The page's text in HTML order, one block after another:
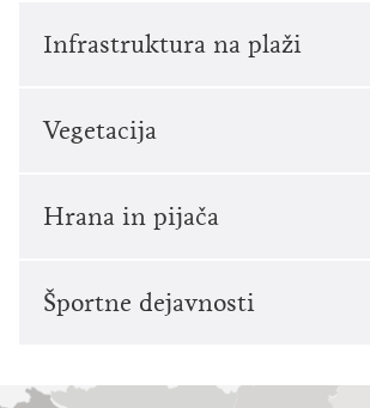
Infrastruktura na plaži
Vegetacija
Hrana in pijača
Športne dejavnosti